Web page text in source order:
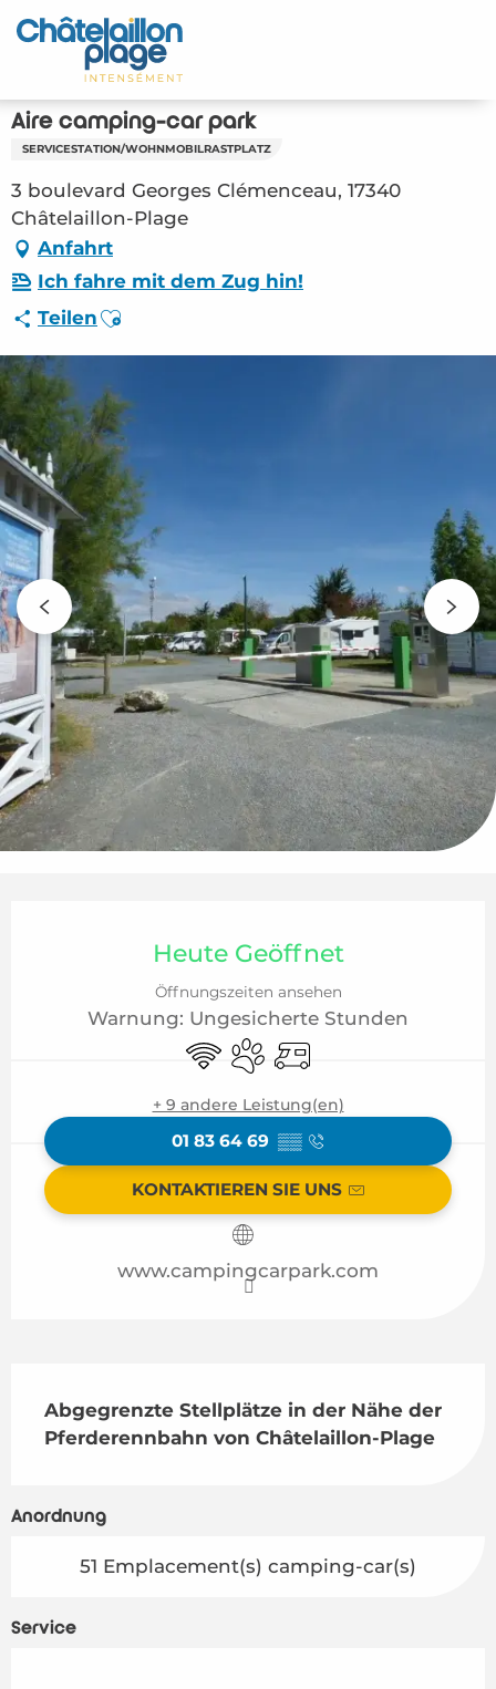
Aller
au
principal
Startseite - DE
Entdecken Sie
Aktivitäten
Zu leben
Treffpunkt
Ihr Aufenthalt - DE
HPA – Aire camping-car park (Châtelaillon-
Plage) #2847205
Aire camping-car park
SERVICESTATION/WOHNMOBILRASTPLATZ
3 boulevard Georges Clémenceau, 17340
Châtelaillon-Plage
Anfahrt
Ich fahre mit dem Zug hin!
Teilen Ajouter aux favoris
Heute Geöffnet
Öffnungszeiten ansehen
Warnung: Ungesicherte Stunden
Wi-FiTiere erlaubt
Empfang von
+ 9 andere Leistung(en)
01 83 64 69 ▒▒
KONTAKTIEREN SIE UNS
www.campingcarpark.com
Abgegrenzte Stellplätze in der Nähe der
Pferderennbahn von Châtelaillon-Plage
Anordnung
51 Emplacement(s) camping-car(s)
Service